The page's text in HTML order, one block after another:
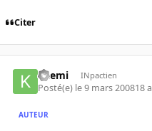
Citer
kaemi INpactien
Posté(e) le 9 mars 200818 a
AUTEUR